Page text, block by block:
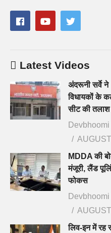
Latest Videos
अंदरूनी सर्वे
विधायकों के
सीट की तलाश
MDDA की
मंजूरी, लैंड
फोकस
लिव-इन में रह